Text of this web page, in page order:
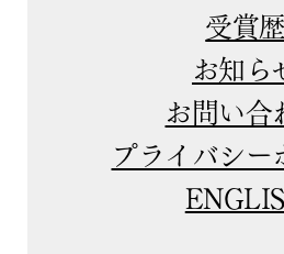
受賞歴
お知ら
お問い合
プライバシー